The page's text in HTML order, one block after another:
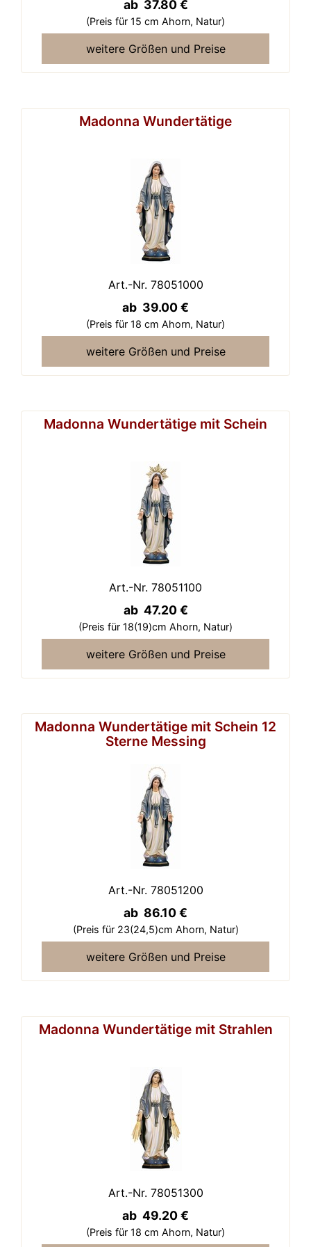
ab 37.80 €
(Preis für 15 cm Ahorn, Natur)
weitere Größen und Preise
Madonna Wundertätige
Art.-Nr. 78051000
ab 39.00 €
(Preis für 18 cm Ahorn, Natur)
weitere Größen und Preise
Madonna Wundertätige mit Schein
Art.-Nr. 78051100
ab 47.20 €
(Preis für 18(19)cm Ahorn, Natur)
weitere Größen und Preise
Madonna Wundertätige mit Schein 12
Sterne Messing
Art.-Nr. 78051200
ab 86.10 €
(Preis für 23(24,5)cm Ahorn, Natur)
weitere Größen und Preise
Madonna Wundertätige mit Strahlen
Art.-Nr. 78051300
ab 49.20 €
(Preis für 18 cm Ahorn, Natur)